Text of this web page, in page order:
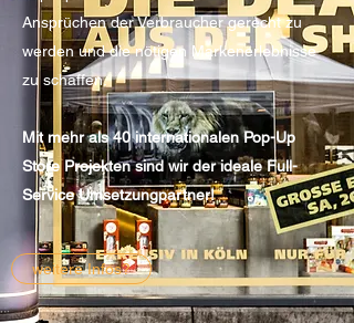
Ansprüchen der Verbraucher gerecht zu
werden und die nötigen Markenerlebnisse
zu schaffen.
Mit mehr als 40 internationalen Pop-Up
Store Projekten sind wir der ideale Full-
Service Umsetzungpartner!
weitere Infos?